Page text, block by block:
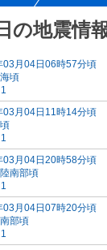
の地震情
03月04日06時57分頃
頃
03月04日11時14分頃
03月04日20時58分頃
南部頃
03月04日07時20分頃
部頃